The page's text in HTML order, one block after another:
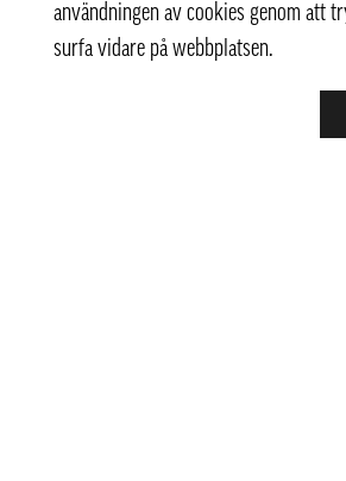
användningen av cookies genom att
surfa vidare på webbplatsen.